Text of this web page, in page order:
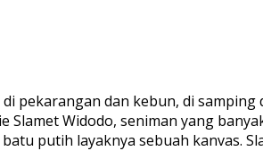
pekarangan dan kebun, di
Slamet Widodo, seniman yang
putih layaknya sebuah kanvas.